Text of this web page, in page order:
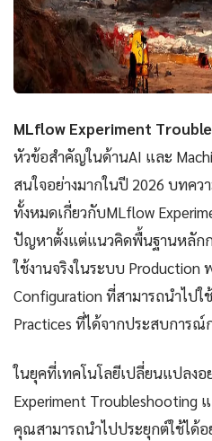
MLflow Experiment
หัวข้อสำคัญในด้านAI และ
สนใจอย่างมากในปี 2026 บทคว
ทั้งหมดเกี่ยวกับMLflow
ปัญหาตั้งแต่แนวคิดพื้นฐานหลักก
ใช้งานจริงในระบบ Production
Configuration ที่สามารถนำไปใ
Practices ที่ได้จากประสบการณ์
ในยุคที่เทคโนโลยีเปลี่ยนแปลงอ
Experiment Troubleshooting
คุณสามารถนำไปประยุกต์ใช้ได้อ